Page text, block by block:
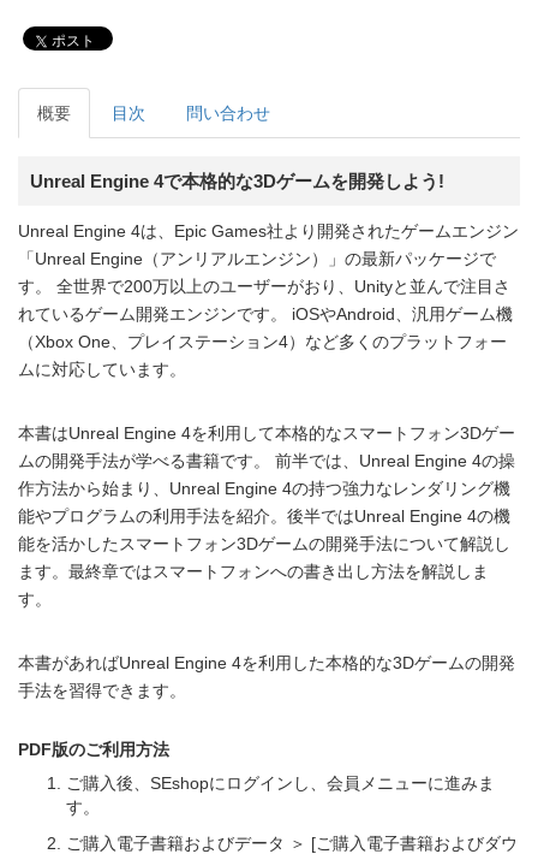
ポスト
概要 目次 問い合わせ
Unreal Engine 4で本格的な3Dゲームを開発しよう!
Unreal Engine 4は、Epic Games社より開発されたゲームエンジン
「Unreal Engine（アンリアルエンジン）」の最新パッケージで
す。 全世界で200万以上のユーザーがおり、Unityと並んで注目さ
れているゲーム開発エンジンです。 iOSやAndroid、汎用ゲーム機
（Xbox One、プレイステーション4）など多くのプラットフォー
ムに対応しています。
本書はUnreal Engine 4を利用して本格的なスマートフォン3Dゲー
ムの開発手法が学べる書籍です。 前半では、Unreal Engine 4の操
作方法から始まり、Unreal Engine 4の持つ強力なレンダリング機
能やプログラムの利用手法を紹介。後半ではUnreal Engine 4の機
能を活かしたスマートフォン3Dゲームの開発手法について解説し
ます。最終章ではスマートフォンへの書き出し方法を解説しま
す。
本書があればUnreal Engine 4を利用した本格的な3Dゲームの開発
手法を習得できます。
PDF版のご利用方法
ご購入後、SEshopにログインし、会員メニューに進みま
す。
ご購入電子書籍およびデータ ＞ [ご購入電子書籍およびダウ